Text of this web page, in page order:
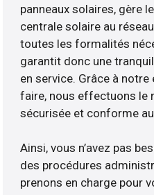
panneaux solaires, gère
centrale solaire au
toutes les formalités
garantit donc une
en service. Grâce à
faire, nous effectuons le
sécurisée et conforme
Ainsi, vous n’avez pas
des procédures
prenons en charge pour